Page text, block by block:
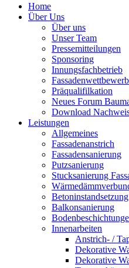
Home
Über Uns
Über uns
Unser Team
Pressemitteilungen
Sponsoring
Innungsfachbetrieb
Präqualifilkation
Neues Forum
Download
Leistungen
Allgemeines
Fassadenanstrich
Fassadensanierung
Putzsanierung
Stucksanierung
Betoninstandsetzung
Balkonsanierung
Innenarbeiten
Anstrich- /
Dekorative
Dekorative